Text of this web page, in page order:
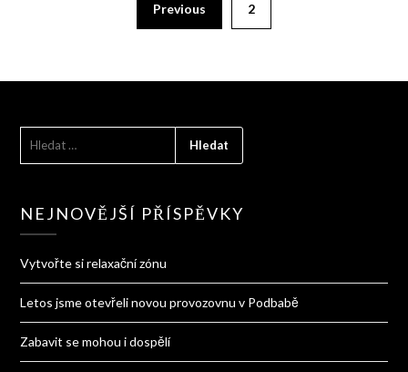
Previous 2
NEJNOVĚJŠÍ PŘÍSPĚVKY
Vytvořte si relaxační zónu
Letos jsme otevřeli novou provozovnu v Podbabě
Zabavit se mohou i dospělí